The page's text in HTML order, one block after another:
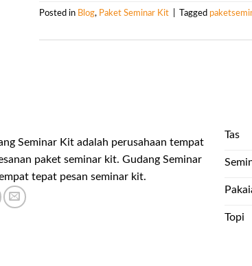
Posted in Blog, Paket Seminar Kit Tagged
Seminar Kit adalah perusahaan tempat
paket seminar kit. Gudang Seminar
tepat pesan seminar kit.
Tas
Topi